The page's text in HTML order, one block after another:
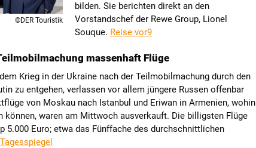
©DER Touristik
bilden. Sie berichten direkt an den
Vorstandschef der Rewe Group, Lionel
Souque. Reise vor9
massenhaft Flüge
Krieg in der Ukraine nach der Teilmobilmachung durch den
zu entgehen, verlassen vor allem jüngere Russen offenbar
von Moskau nach Istanbul und Eriwan in Armenien, wohin
können, waren am Mittwoch ausverkauft. Die billigsten Flüge
5.000 Euro; etwa das Fünffache des durchschnittlichen
Tagesspiegel